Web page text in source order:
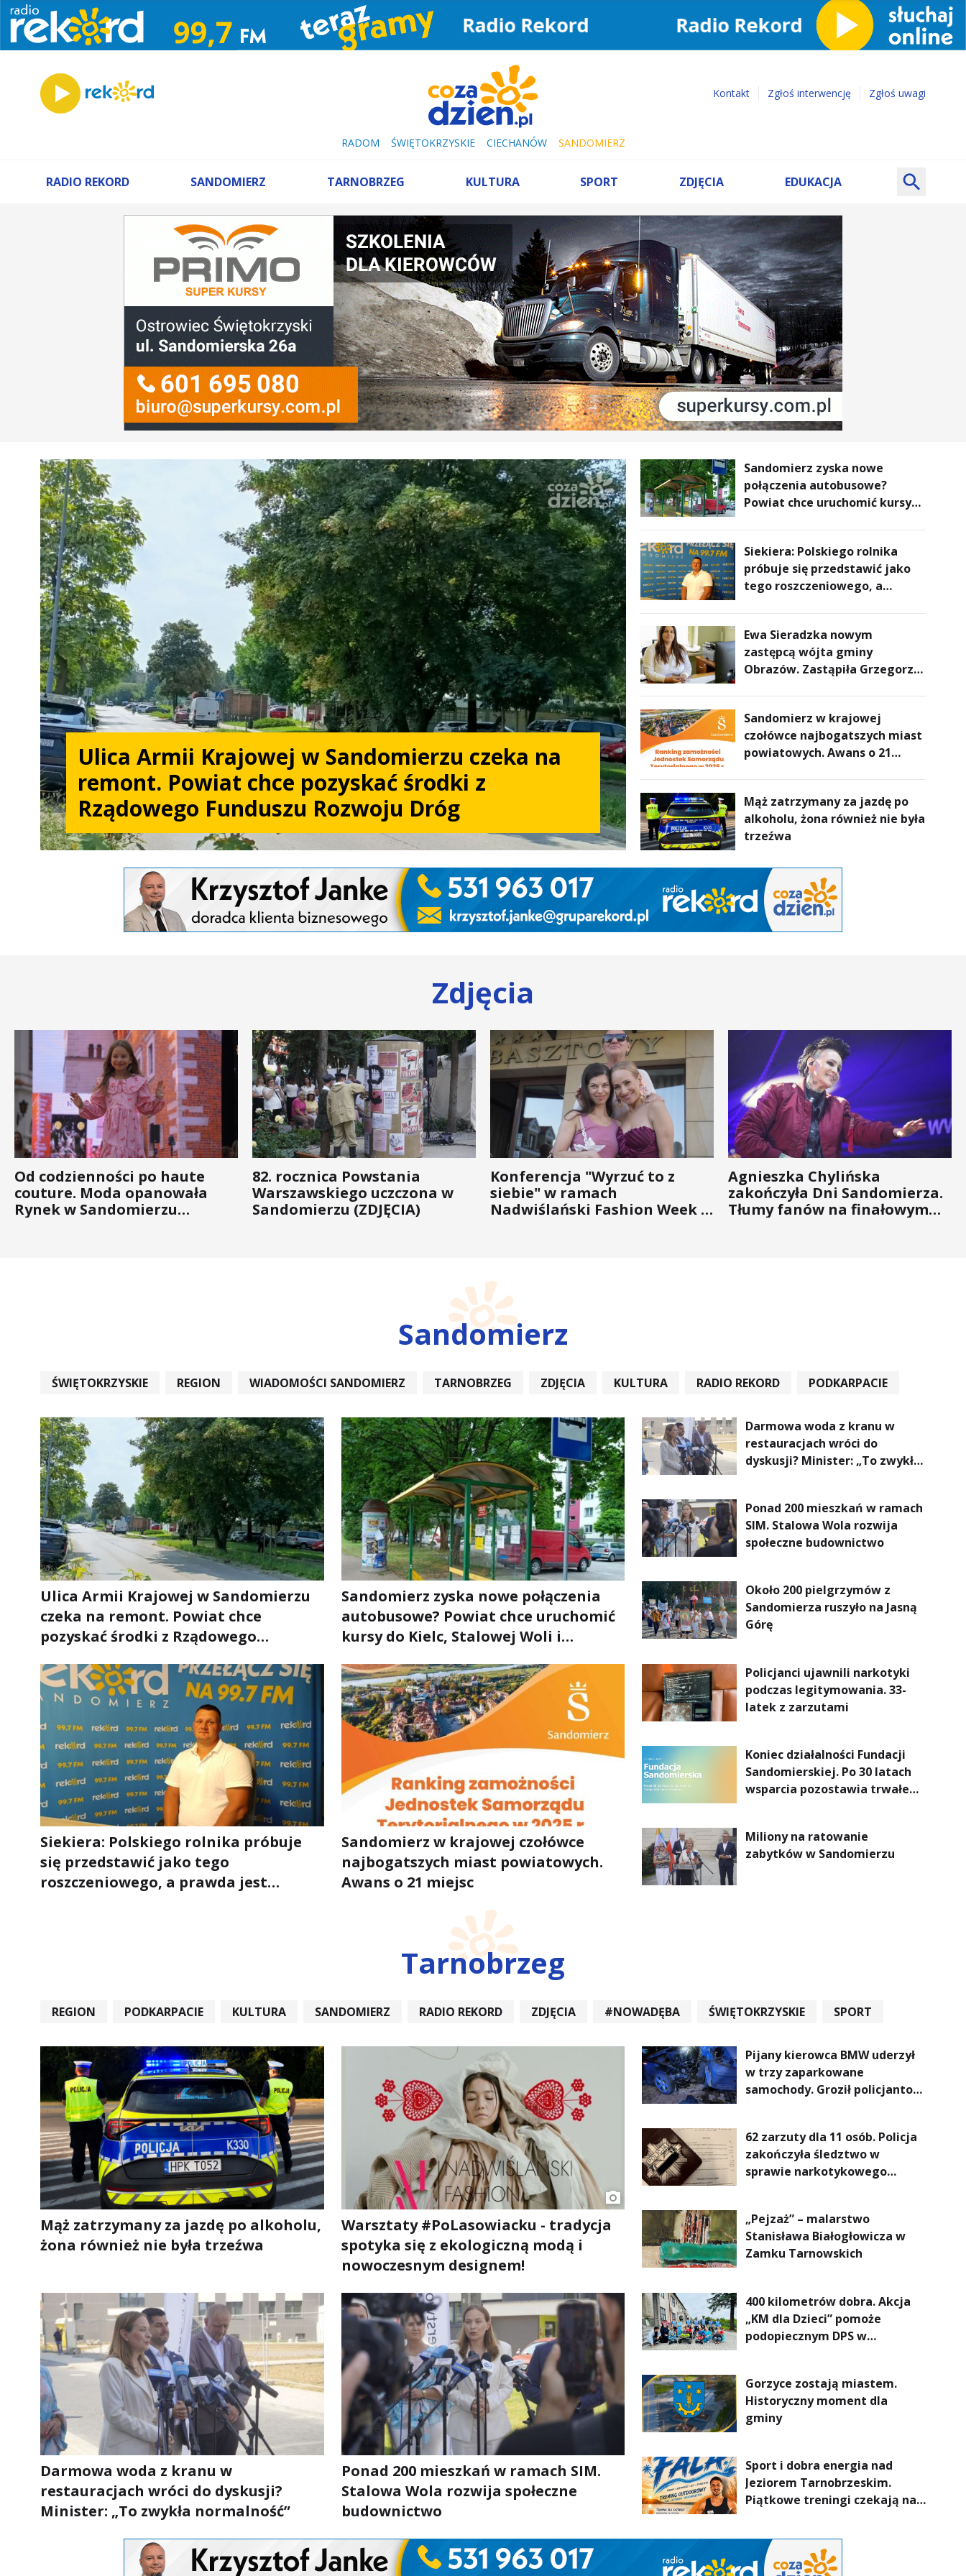
Radio Rekord
Kontakt Zgłoś interwencję Zgłoś uwagi
RADOM ŚWIĘTOKRZYSKIE CIECHANÓW SANDOMIERZ
RADIO REKORD SANDOMIERZ TARNOBRZEG KULTURA SPORT ZDJĘCIA EDUKACJA
Ulica Armii Krajowej w Sandomierzu czeka na
remont. Powiat chce pozyskać środki z
Rządowego Funduszu Rozwoju Dróg
Sandomierz zyska nowe
połączenia autobusowe?
Powiat chce uruchomić kursy
Siekiera: Polskiego rolnika
próbuje się przedstawić jako
tego roszczeniowego, a
Ewa Sieradzka nowym
zastępcą wójta gminy
Obrazów. Zastąpiła Grzegorza
Sandomierz w krajowej
czołówce najbogatszych miast
powiatowych. Awans o 21
Mąż zatrzymany za jazdę po
alkoholu, żona również nie była
trzeźwa
Zdjęcia
Od codzienności po haute
couture. Moda opanowała
Rynek w Sandomierzu
82. rocznica Powstania
Warszawskiego uczczona w
Sandomierzu (ZDJĘCIA)
Konferencja "Wyrzuć to z
siebie" w ramach
Nadwiślański Fashion Week -
Agnieszka Chylińska
zakończyła Dni Sandomierza.
Tłumy fanów na finałowym
Sandomierz
ŚWIĘTOKRZYSKIE REGION WIADOMOŚCI SANDOMIERZ TARNOBRZEG ZDJĘCIA KULTURA RADIO REKORD
PODKARPACIE
Ulica Armii Krajowej w Sandomierzu
czeka na remont. Powiat chce
pozyskać środki z Rządowego
Sandomierz zyska nowe połączenia
autobusowe? Powiat chce uruchomić
kursy do Kielc, Stalowej Woli i
Siekiera: Polskiego rolnika próbuje
się przedstawić jako tego
roszczeniowego, a prawda jest
Sandomierz w krajowej czołówce
najbogatszych miast powiatowych.
Awans o 21 miejsc
Darmowa woda z kranu w
restauracjach wróci do
dyskusji? Minister: „To zwykła
Ponad 200 mieszkań w ramach
SIM. Stalowa Wola rozwija
społeczne budownictwo
Około 200 pielgrzymów z
Sandomierza ruszyło na Jasną
Górę
Policjanci ujawnili narkotyki
podczas legitymowania. 33-
latek z zarzutami
Koniec działalności Fundacji
Sandomierskiej. Po 30 latach
wsparcia pozostawia trwałe
Miliony na ratowanie
zabytków w Sandomierzu
Tarnobrzeg
REGION PODKARPACIE KULTURA SANDOMIERZ RADIO REKORD ZDJĘCIA #NOWADĘBA ŚWIĘTOKRZYSKIE
SPORT
Mąż zatrzymany za jazdę po alkoholu,
żona również nie była trzeźwa
Warsztaty #PoLasowiacku - tradycja
spotyka się z ekologiczną modą i
nowoczesnym designem!
Darmowa woda z kranu w
restauracjach wróci do dyskusji?
Minister: „To zwykła normalność”
Ponad 200 mieszkań w ramach SIM.
Stalowa Wola rozwija społeczne
budownictwo
Pijany kierowca BMW uderzył
w trzy zaparkowane
samochody. Groził policjantom
62 zarzuty dla 11 osób. Policja
zakończyła śledztwo w
sprawie narkotykowego
„Pejzaż” – malarstwo
Stanisława Białogłowicza w
Zamku Tarnowskich
400 kilometrów dobra. Akcja
„KM dla Dzieci” pomoże
podopiecznym DPS w
Gorzyce zostają miastem.
Historyczny moment dla
gminy
Sport i dobra energia nad
Jeziorem Tarnobrzeskim.
Piątkowe treningi czekają na